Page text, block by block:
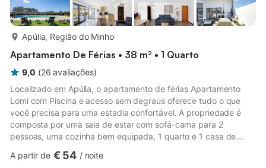
Apúlia, Região do Minho
Apartamento De Férias • 38 m² • 1 Quarto
9,0 (26 avaliações)
Localizado em Apúlia, o apartamento de férias Apartamento
Lomi com Piscina e acesso sem degraus oferece tudo o que
você precisa para uma estadia confortável. A propriedade é
composta por uma sala de estar com sofá-cama para 2
pessoas, uma cozinha bem equipada, 1 quarto e 1 casa de
incluem Wi-Fi de alta velocidade (adequado para chamadas de
A partir de € 54 / noite